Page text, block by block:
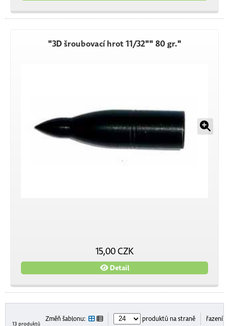
"3D šroubovací hrot 11/32"" 80 gr."
15,00 CZK
Detail
13 produktů
Změň šablonu: produktů na straně řazení: